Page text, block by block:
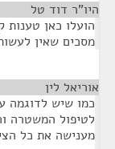
היו"ר דוד טל
הועלו כאן טענות
מסכים שאין
אוריאל לין
כמו שיש לדוגמה
לטיפול המשטרה
מענישה את כל